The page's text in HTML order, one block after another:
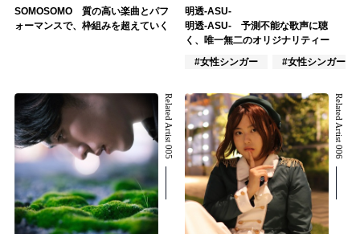
SOMOSOMO 質の高い楽曲とパフ
ォーマンスで、枠組みを超えていく
明透-ASU-
明透-ASU- 予測不能な歌声に聴
く、唯一無二のオリジナリティー
#女性シンガー
#女性シンガーグ
Related Artist 005 Related Artist 006